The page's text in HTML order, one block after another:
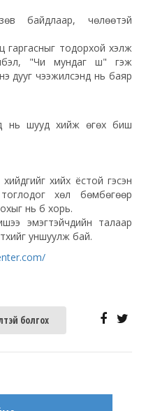
байдлаар, чөлөөтэй
тодорхой хэлж
"Чи мундаг шүү" гэж
дууг чээжилсэнд нь баяр
нь шууд хийж өгөх биш
хийх ёстой гэсэн
хөл бөмбөгөөр
нь бүү хорь.
эмэгтэйчүүдийн талаар
уншуулж бай.
болгох